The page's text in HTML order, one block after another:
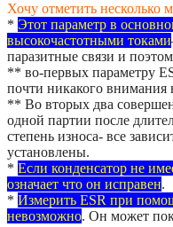
Хочу отметить несколько
* Этот параметр в
высокочастотными токами
паразитные связи и
** во-первых параметру
почти никакого внимания
** Во вторых два
одной партии после
степень износа- все
установлены.
* Если конденсатор не
означает что он исправен.
* Измерить ESR при
невозможно. Он может